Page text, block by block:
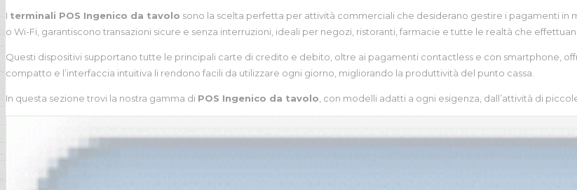
I terminali POS Ingenico da tavolo sono la scelta perfetta per attività commerciali che desiderano gestire i pagamenti in
o Wi-Fi, garantiscono transazioni sicure e senza interruzioni, ideali per negozi, ristoranti, farmacie e tutte le realtà che
Questi dispositivi supportano tutte le principali carte di credito e debito, oltre ai pagamenti contactless e con smartphone,
compatto e l’interfaccia intuitiva li rendono facili da utilizzare ogni giorno, migliorando la produttività del punto cassa.
In questa sezione trovi la nostra gamma di POS Ingenico da tavolo , con modelli adatti a ogni esigenza, dall’attività di